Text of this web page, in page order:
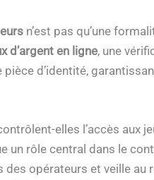
n’est pas qu’une
d’argent en ligne, une
d’identité,
elles l’accès aux
un rôle central dans le
opérateurs et veille au